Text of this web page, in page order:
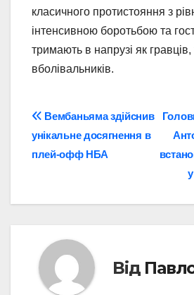
класичного протистояння з
інтенсивною боротьбою та
тримають в напрузі як гравців,
вболівальників.
Навігація
записів
Вембаньяма здійснив
унікальне досягнення в
плей-офф НБА
Від